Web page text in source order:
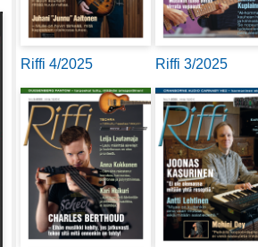
Riffi 4/2025 Riffi 3/2025